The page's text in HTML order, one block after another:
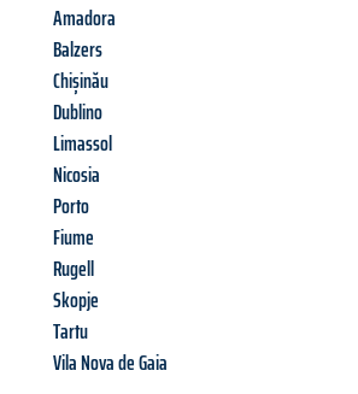
Amadora
Balzers
Chișinău
Dublino
Limassol
Nicosia
Porto
Fiume
Rugell
Skopje
Tartu
Vila Nova de Gaia